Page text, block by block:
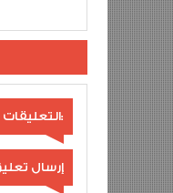
0 التعليقات:
إرسال